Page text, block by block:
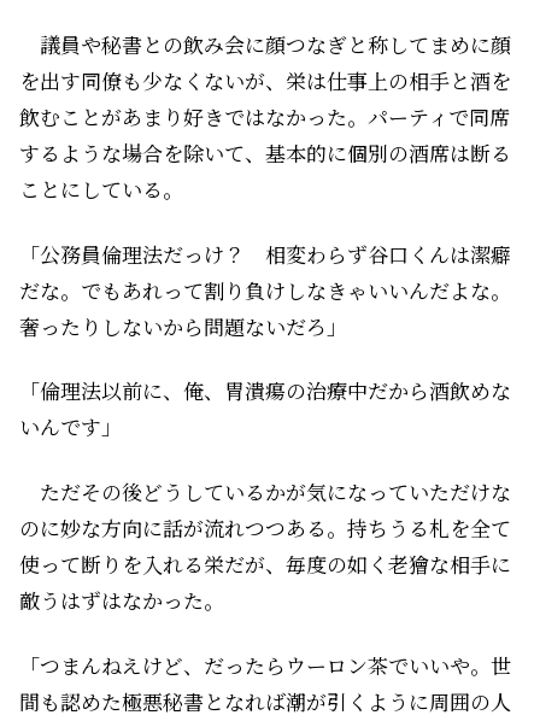
議員や秘書との飲み会に顔つなぎと称してまめに顔
を出す同僚も少なくないが、栄は仕事上の相手と酒を
飲むことがあまり好きではなかった。パーティで同席
するような場合を除いて、基本的に個別の酒席は断る
ことにしている。
「公務員倫理法だっけ？ 相変わらず谷口くんは潔癖
だな。でもあれって割り負けしなきゃいいんだよな。
奢ったりしないから問題ないだろ」
「倫理法以前に、俺、胃潰瘍の治療中だから酒飲めな
いんです」
ただその後どうしているかが気になっていただけな
のに妙な方向に話が流れつつある。持ちうる札を全て
使って断りを入れる栄だが、毎度の如く老獪な相手に
敵うはずはなかった。
「つまんねえけど、だったらウーロン茶でいいや。世
間も認めた極悪秘書となれば潮が引くように周囲の人